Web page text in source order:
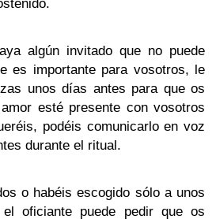
algún invitado que no puede
es importante para vosotros, le
unos días antes para que os
esté presente con vosotros
podéis comunicarlo en voz
durante el ritual.
o habéis escogido sólo a unos
oficiante puede pedir que os